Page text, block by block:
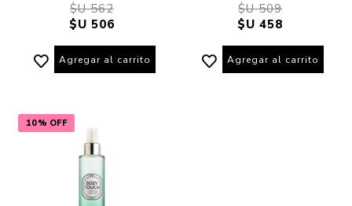
$U 562
$U 506
Agregar al carrito
$U 509
$U 458
Agregar al carrito
10% OFF